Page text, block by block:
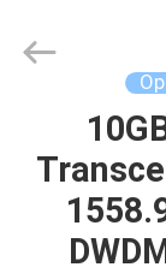
HAUSE
Co.,Ltd..